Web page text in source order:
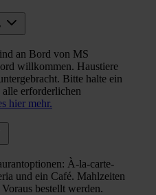
an Bord von MS
willkommen. Haustiere
Bitte halte ein
erforderlichen
hier mehr.
À-la-carte-
und ein Café. Mahlzeiten
bestellt werden.